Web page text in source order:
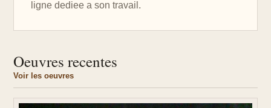
ligne dediee a son travail.
Oeuvres recentes
Voir les oeuvres